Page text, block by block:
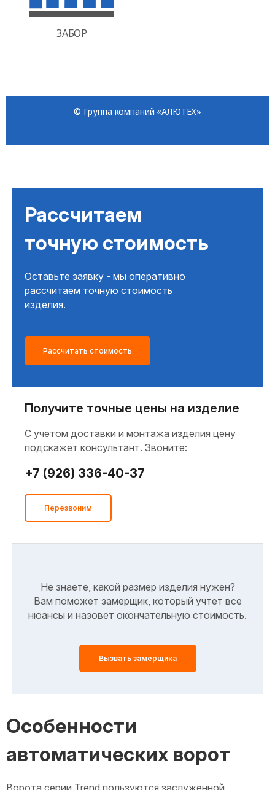
Рассчитаем
точную стоимость
Оставьте заявку - мы оперативно
рассчитаем точную стоимость
изделия.
Рассчитать стоимость
Получите точные цены на изделие
C учетом доставки и монтажа изделия цену
подскажет консультант. Звоните:
+7 (926) 336-40-37
Перезвоним
Не знаете, какой размер изделия нужен?
Вам поможет замерщик, который учтет все
нюансы и назовет окончательную стоимость.
Вызвать замерщика
Особенности
автоматических ворот
Ворота серии Trend пользуются заслуженной